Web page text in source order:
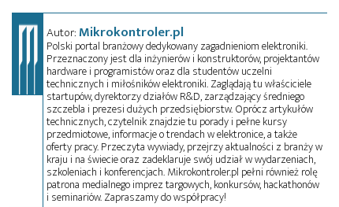
Autor:Mikrokontroler.pl
Polski portal branżowy dedykowany zagadnieniom elektroniki.
Przeznaczony jest dla inżynierów i konstruktorów, projektantów
hardware i programistów oraz dla studentów uczelni
technicznych i miłośników elektroniki. Zaglądają tu właściciele
startupów, dyrektorzy działów R&D, zarządzający średniego
szczebla i prezesi dużych przedsiębiorstw. Oprócz artykułów
technicznych, czytelnik znajdzie tu porady i pełne kursy
przedmiotowe, informacje o trendach w elektronice, a także
oferty pracy. Przeczyta wywiady, przejrzy aktualności z branży w
kraju i na świecie oraz zadeklaruje swój udział w wydarzeniach,
szkoleniach i konferencjach. Mikrokontroler.pl pełni również rolę
patrona medialnego imprez targowych, konkursów, hackathonów
i seminariów. Zapraszamy do współpracy!